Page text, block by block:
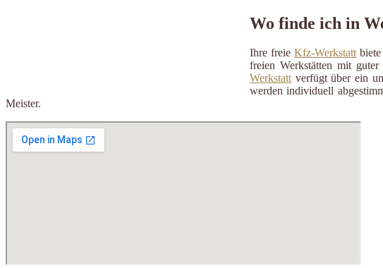
Wo finde ich in
Ihre freie Kfz-Werkstattbiete
freien Werkstätten mit
Werkstattverfügt über ein
werden individuell
Meister.